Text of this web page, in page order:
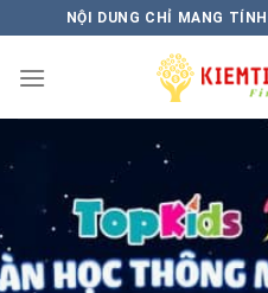
to
content
NỘI DUNG CHỈ MANG